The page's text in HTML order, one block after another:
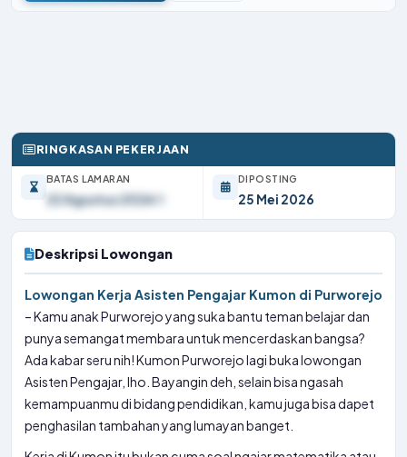
RINGKASAN PEKERJAAN
BATAS LAMARAN
22 Agustus 2026
DIPOSTING
25 Mei 2026
Deskripsi Lowongan
Lowongan Kerja Asisten Pengajar Kumon di Purworejo
– Kamu anak Purworejo yang suka bantu teman belajar dan
punya semangat membara untuk mencerdaskan bangsa?
Ada kabar seru nih! Kumon Purworejo lagi buka lowongan
Asisten Pengajar, lho. Bayangin deh, selain bisa ngasah
kemampuanmu di bidang pendidikan, kamu juga bisa dapet
penghasilan tambahan yang lumayan banget.